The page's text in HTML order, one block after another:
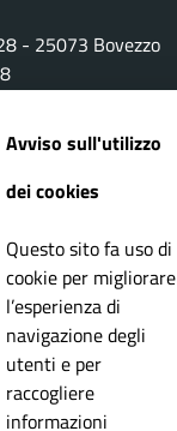
- 25073 Bovezzo
Avviso sull'utilizzo
dei cookies
Questo sito fa uso di
cookie per migliorare
l’esperienza di
navigazione degli
utenti e per
raccogliere
informazioni